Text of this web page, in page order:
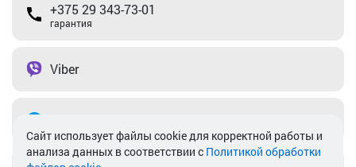
+375 29 343-73-01
гарантия
Viber
Cайт использует файлы cookie для корректной работы и
анализа данных в соответствии с Политикой обработки